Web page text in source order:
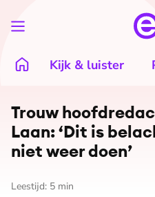
Kijk & luister
Trouw
Laan: ‘Dit is
niet weer doen’
Leestijd: 5 min